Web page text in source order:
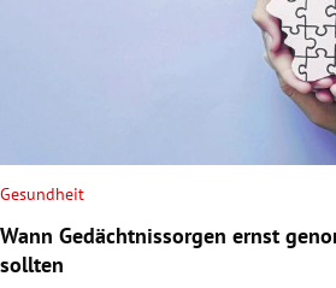
Gesundheit
Wann Gedächtnissorgen ernst
sollten